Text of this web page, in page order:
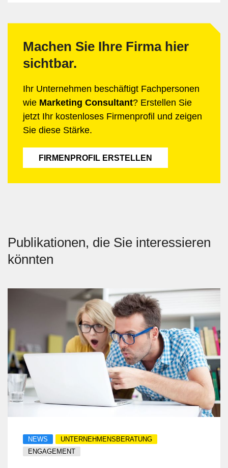
Machen Sie Ihre Firma hier
sichtbar.
Ihr Unternehmen beschäftigt Fachpersonen
wie Marketing Consultant? Erstellen Sie
jetzt Ihr kostenloses Firmenprofil und zeigen
Sie diese Stärke.
FIRMENPROFIL ERSTELLEN
Publikationen, die Sie interessieren
könnten
NEWS
UNTERNEHMENSBERATUNG
ENGAGEMENT